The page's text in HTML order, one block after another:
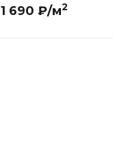
1 690 ₽/м2